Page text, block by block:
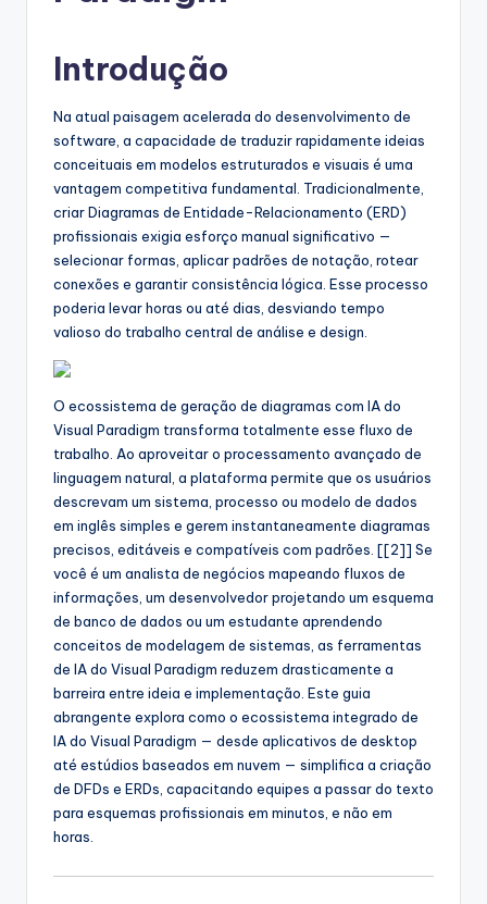
A
si
&
S
o
w
d
Introdução
Na atual paisagem acelerada do desenvolvimento de
software, a capacidade de traduzir rapidamente ideias
conceituais em modelos estruturados e visuais é uma
vantagem competitiva fundamental. Tradicionalmente,
criar Diagramas de Entidade-Relacionamento (ERD)
profissionais exigia esforço manual significativo —
selecionar formas, aplicar padrões de notação, rotear
conexões e garantir consistência lógica. Esse processo
poderia levar horas ou até dias, desviando tempo
valioso do trabalho central de análise e design.
O ecossistema de geração de diagramas com IA do
Visual Paradigm transforma totalmente esse fluxo de
trabalho. Ao aproveitar o processamento avançado de
linguagem natural, a plataforma permite que os usuários
descrevam um sistema, processo ou modelo de dados
em inglês simples e gerem instantaneamente diagramas
precisos, editáveis e compatíveis com padrões. [[2]] Se
você é um analista de negócios mapeando fluxos de
informações, um desenvolvedor projetando um esquema
de banco de dados ou um estudante aprendendo
conceitos de modelagem de sistemas, as ferramentas
de IA do Visual Paradigm reduzem drasticamente a
barreira entre ideia e implementação. Este guia
abrangente explora como o ecossistema integrado de
IA do Visual Paradigm — desde aplicativos de desktop
até estúdios baseados em nuvem — simplifica a criação
de DFDs e ERDs, capacitando equipes a passar do texto
para esquemas profissionais em minutos, e não em
horas.